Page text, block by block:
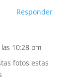
Responder
10:28 pm
fotos estas